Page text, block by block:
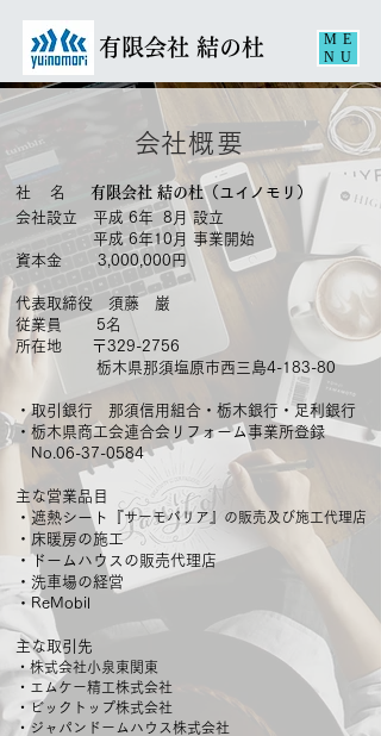
​有限会社 結の杜
ME
NU
​会社概要
社 名 有限会社 結の杜（ユイノモリ）
会社設立 平成 6年 8月 設立
平成 6年10月 事業開始
資本金 3,000,000円
代表取締役 須藤 巌
従業員 5名
所在地 〒329-2756
栃木県那須塩原市西三島4-183-80
・取引銀行 那須信用組合・栃木銀行・足利銀行
・栃木県商工会連合会リフォーム事業所登録
No.06-37-0584
主な営業品目
・遮熱シート『サーモバリア』の販売及び施工代理店
​・床暖房の施工
・ドームハウスの販売代理店
・ 洗車場の経営
・ReMobil
主な取引先
・株式会社小泉東関東
・エムケー精工株式会社
・ビックトップ株式会社
・ジャパンドームハウス株式会社